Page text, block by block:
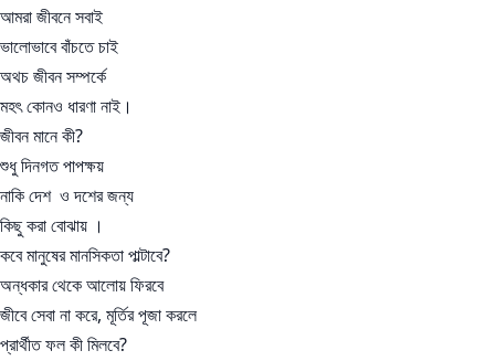
আমরা জীবনে সবাই
ভালোভাবে বাঁচতে চাই
অথচ জীবন সম্পর্কে
মহৎ কোনও ধারণা নাই।
জীবন মানে কী?
শুধু দিনগত পাপক্ষয়
নাকি দেশ ও দশের জন্য
কিছু করা বোঝায় ।
কবে মানুষের মানসিকতা পাল্টাবে?
অন্ধকার থেকে আলোয় ফিরবে
জীবে সেবা না করে, মূর্তির পূজা করলে
প্রার্থীত ফল কী মিলবে?